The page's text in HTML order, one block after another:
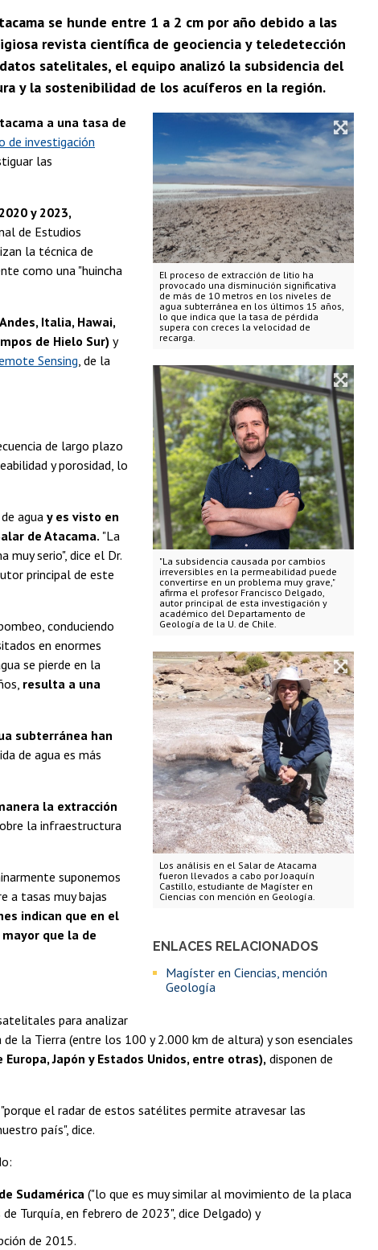
se hunde entre 1 a 2 cm por año debido a las
revista científica de geociencia y teledetección
satelitales, el equipo analizó la subsidencia del
y la sostenibilidad de los acuíferos en la región.
El proceso de extracción de litio ha
provocado una disminución significativa
de más de 10 metros en los niveles de
agua subterránea en los últimos 15 años,
lo que indica que la tasa de pérdida
supera con creces la velocidad de
recarga.
"La subsidencia causada por cambios
irreversibles en la permeabilidad puede
convertirse en un problema muy grave,"
afirma el profesor Francisco Delgado,
autor principal de esta investigación y
académico del Departamento de
Geología de la U. de Chile.
Los análisis en el Salar de Atacama
fueron llevados a cabo por Joaquín
Castillo, estudiante de Magíster en
Ciencias con mención en Geología.
ENLACES RELACIONADOS
Magíster en Ciencias, mención
Geología
a una tasa de
de investigación
las
y 2023,
de Estudios
la técnica de
como una "huincha
Italia, Hawai,
de Hielo Sur) y
Sensing , de la
de largo plazo
y porosidad, lo
agua y es visto en
de Atacama. "La
muy serio", dice el Dr.
principal de este
conduciendo
en enormes
se pierde en la
resulta a una
subterránea han
de agua es más
la extracción
la infraestructura
suponemos
a tasas muy bajas
indican que en el
que la de
para analizar
la Tierra (entre los 100 y 2.000 km de altura) y son esenciales
Japón y Estados Unidos, entre otras), disponen de
el radar de estos satélites permite atravesar las
país", dice.
Sudamérica ("lo que es muy similar al movimiento de la placa
Turquía, en febrero de 2023", dice Delgado) y
de 2015.